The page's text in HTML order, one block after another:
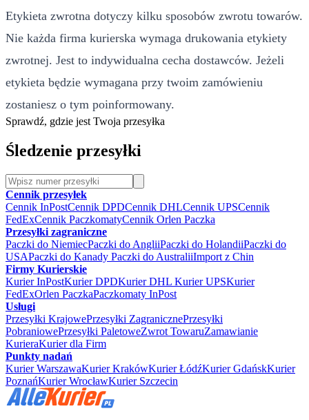
Etykieta zwrotna dotyczy kilku sposobów zwrotu towarów.
Nie każda firma kurierska wymaga drukowania etykiety
zwrotnej. Jest to indywidualna cecha dostawców. Jeżeli
etykieta będzie wymagana przy twoim zamówieniu
zostaniesz o tym poinformowany.
Sprawdź, gdzie jest Twoja przesyłka
Śledzenie przesyłki
Cennik przesyłek
Cennik InPostCennik DPDCennik DHLCennik UPSCennik
FedExCennik PaczkomatyCennik Orlen Paczka
Przesyłki zagraniczne
Paczki do NiemiecPaczki do AngliiPaczki do HolandiiPaczki do
USAPaczki do Kanady Paczki do AustraliiImport z Chin
Firmy Kurierskie
Kurier InPostKurier DPDKurier DHL Kurier UPSKurier
FedExOrlen PaczkaPaczkomaty InPost
Usługi
Przesyłki KrajowePrzesyłki ZagranicznePrzesyłki
PobraniowePrzesyłki PaletoweZwrot TowaruZamawianie
KurieraKurier dla Firm
Punkty nadań
Kurier WarszawaKurier KrakówKurier ŁódźKurier GdańskKurier
PoznańKurier WrocławKurier Szczecin